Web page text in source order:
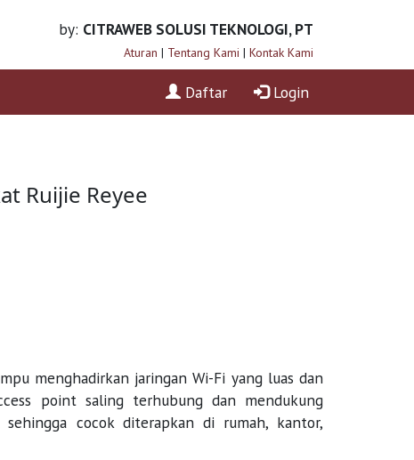
by: CITRAWEB SOLUSI TEKNOLOGI, PT
Aturan | Tentang Kami | Kontak Kami
Daftar Login
Ruijie Reyee
menghadirkan jaringan Wi-Fi yang luas dan
point saling terhubung dan mendukung
cocok diterapkan di rumah, kantor,